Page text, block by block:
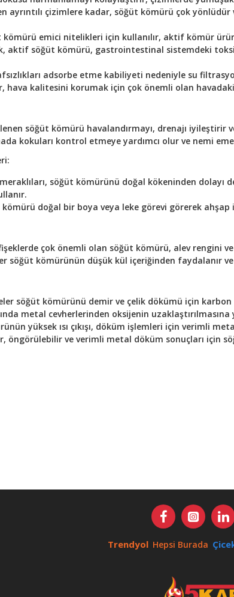
ayrıntılı çizimlere kadar, söğüt kömürü çok
kömürü emici nitelikleri için kullanılır, aktif kömür
aktif söğüt kömürü, gastrointestinal sistemdeki
adsorbe etme kabiliyeti nedeniyle su
hava kalitesini korumak için çok önemli olan
söğüt kömürü havalandırmayı, drenajı
kokuları kontrol etmeye yardımcı olur ve nemi
söğüt kömürünü doğal kökeninden
kömürü doğal bir boya veya leke görevi görerek
çok önemli olan söğüt kömürü, alev rengini
söğüt kömürünün düşük kül içeriğinden faydalanır
söğüt kömürünü demir ve çelik dökümü için
metal cevherlerinden oksijenin
yüksek ısı çıkışı, döküm işlemleri için verimli
öngörülebilir ve verimli metal döküm sonuçları için
Trendyol Hepsi Burada